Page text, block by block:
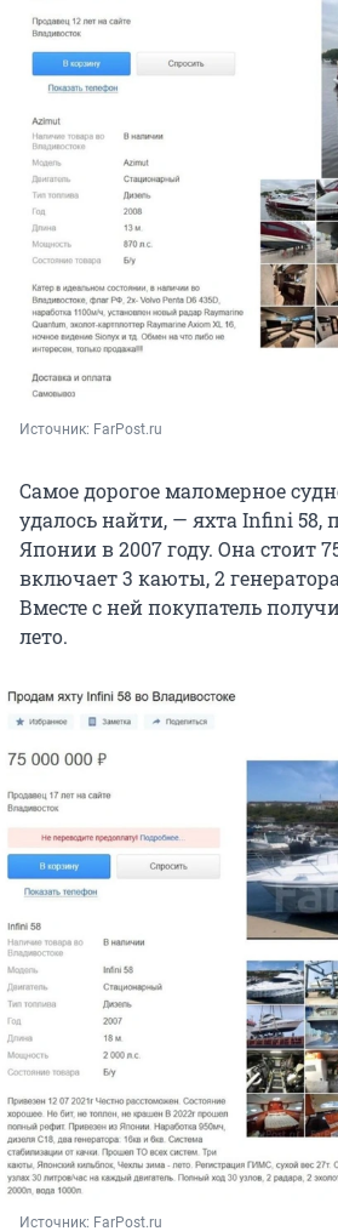
Источник: FarPost.ru
Самое дорогое маломерное
удалось найти, — яхта Infini 58,
Японии в 2007 году. Она стоит
включает 3 каюты, 2
Вместе с ней покупатель
лето.
Источник: FarPost.ru